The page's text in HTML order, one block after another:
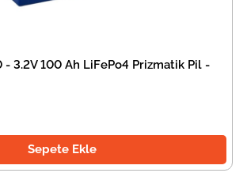
- 3.2V 100 Ah LiFePo4 Prizmatik Pil -
Sepete Ekle